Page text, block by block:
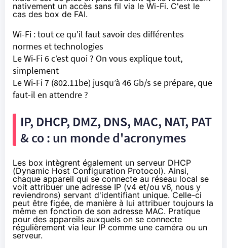
nativement un accès sans fil via le Wi-Fi. C'est le
cas des box de FAI.
Wi-Fi : tout ce qu'il faut savoir des différentes
normes et technologies
Le Wi-Fi 6 c’est quoi ? On vous explique tout,
simplement
Le Wi-Fi 7 (802.11be) jusqu’à 46 Gb/s se prépare, que
faut-il en attendre ?
IP, DHCP, DMZ, DNS, MAC, NAT, PAT
& co : un monde d'acronymes
Les box intègrent également un serveur DHCP
(Dynamic Host Configuration Protocol). Ainsi,
chaque appareil qui se connecte au réseau local se
voit attribuer uneadresse IP (v4 et/ou v6, nous y
reviendrons) servant d'identifiant unique. Celle-ci
peut être figée, de manière à lui attribuer toujours la
même en fonction de son adresse MAC. Pratique
pour des appareils auxquels on se connecte
régulièrement via leur IP comme une caméra ou un
serveur.